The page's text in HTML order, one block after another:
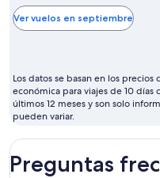
barato
para
suele
ser
Ver vuelos en septiembre
Los datos se basan en los
económica para viajes de 10 días
últimos 12 meses y son solo
pueden variar.
Preguntas